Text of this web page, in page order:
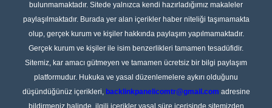
bulunmamaktadır. Sitede yalnızca kendi hazırladığımız makaleler
paylaşılmaktadır. Burada yer alan içerikler haber niteliği taşımamakta
olup, gerçek kurum ve kişiler hakkında paylaşım yapılmamaktadır.
Gerçek kurum ve kişiler ile isim benzerlikleri tamamen tesadüfidir.
Sitemiz, kar amacı gütmeyen ve tamamen ücretsiz bir bilgi paylaşım
platformudur. Hukuka ve yasal düzenlemelere aykırı olduğunu
düşündüğünüz içerikleri, backlinkpanelicomtr@gmail.com adresine
bildirmeniz halinde, ilgili içerikler yasal süre içerisinde sitemizden